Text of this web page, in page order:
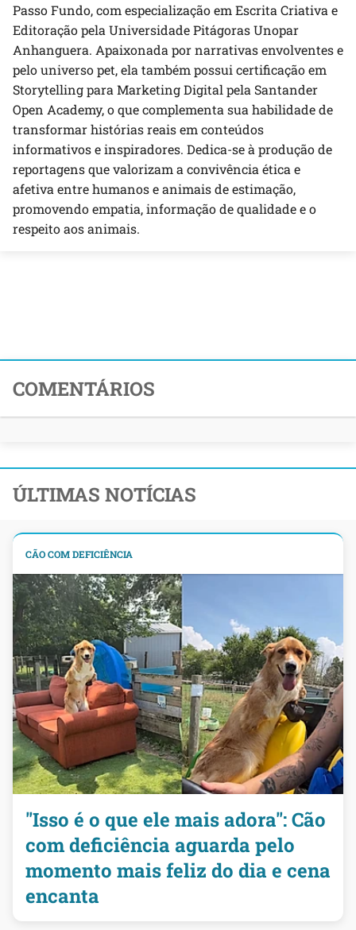
Passo Fundo, com especialização em Escrita Criativa e
Editoração pela Universidade Pitágoras Unopar
Anhanguera. Apaixonada por narrativas envolventes e
pelo universo pet, ela também possui certificação em
Storytelling para Marketing Digital pela Santander
Open Academy, o que complementa sua habilidade de
transformar histórias reais em conteúdos
informativos e inspiradores. Dedica-se à produção de
reportagens que valorizam a convivência ética e
afetiva entre humanos e animais de estimação,
promovendo empatia, informação de qualidade e o
respeito aos animais.
COMENTÁRIOS
ÚLTIMAS NOTÍCIAS
CÃO COM DEFICIÊNCIA
"Isso é o que ele mais adora": Cão
com deficiência aguarda pelo
momento mais feliz do dia e cena
encanta